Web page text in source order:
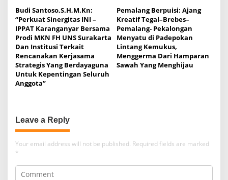
Budi Santoso,S.H,M.Kn:
“Perkuat Sinergitas INI –
IPPAT Karanganyar Bersama
Prodi MKN FH UNS Surakarta
Dan Institusi Terkait
Rencanakan Kerjasama
Strategis Yang Berdayaguna
Untuk Kepentingan Seluruh
Anggota”
Pemalang Berpuisi: Ajang
Kreatif Tegal–Brebes–
Pemalang- Pekalongan
Menyatu di Padepokan
Lintang Kemukus,
Menggerma Dari Hamparan
Sawah Yang Menghijau
Leave a Reply
Your email address will not be published. Required fields are marked
*